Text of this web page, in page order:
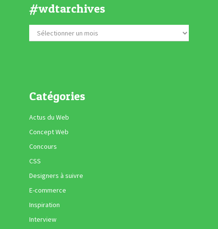
#wdtarchives
Catégories
Actus du Web
Concept Web
Concours
CSS
Designers à suivre
E-commerce
Inspiration
Interview